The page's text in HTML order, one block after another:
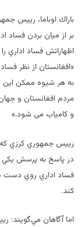
باراك اوباما، رييس
بر از ميان بردن فساد
اظهاراتش فساد اداري
«افغانستان از نظر
به هر شیوه ممکن این
مردم افغانستان و
و کامیاب می شود.»
رييس جمهوري كرزي كه
در پاسخ به پرسش يكي
فساد اداري روي دست
كند.
اما آگاهان مي‌گويند: